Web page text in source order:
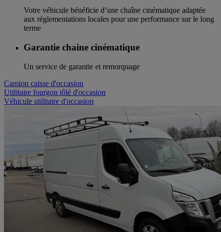
Votre véhicule bénéficie d’une chaîne cinématique adaptée
aux réglementations locales pour une performance sur le long
terme
Garantie chaine cinématique
Un service de garantie et remorquage
Camion caisse d'occasion
Utilitaire fourgon tôlé d'occasion
Véhicule utilitaire d'occasion